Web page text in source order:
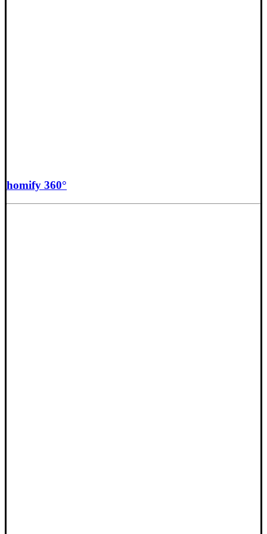
homify 360°